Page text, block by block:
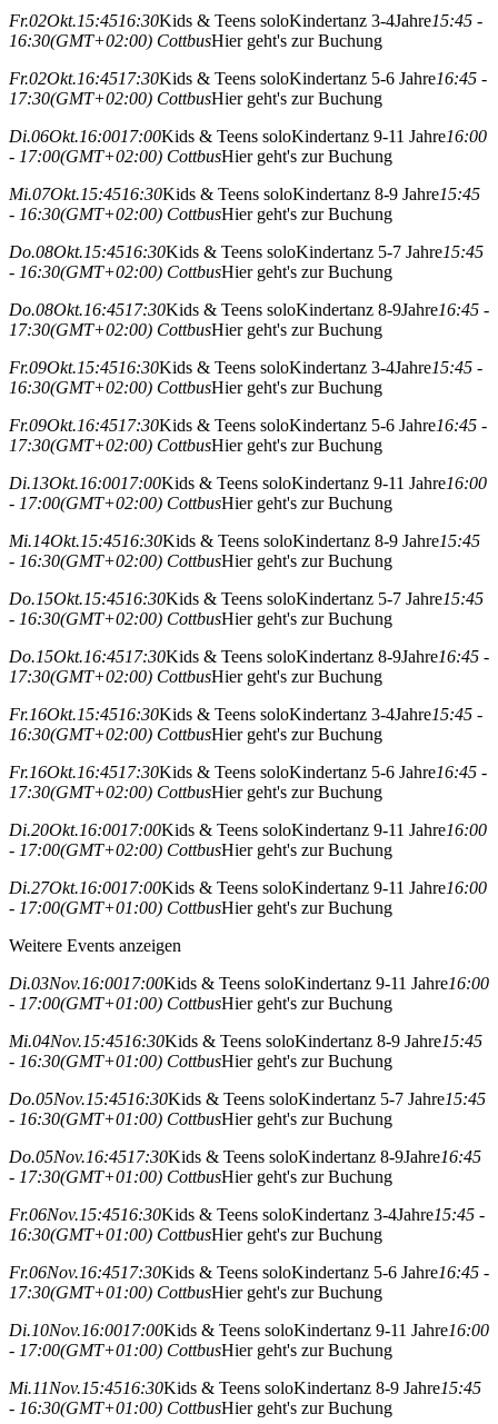
Fr.02Okt.15:4516:30Kids & Teens soloKindertanz 3-4Jahre15:45 -
16:30(GMT+02:00) CottbusHier geht's zur Buchung
Fr.02Okt.16:4517:30Kids & Teens soloKindertanz 5-6 Jahre16:45 -
17:30(GMT+02:00) CottbusHier geht's zur Buchung
Di.06Okt.16:0017:00Kids & Teens soloKindertanz 9-11 Jahre16:00
- 17:00(GMT+02:00) CottbusHier geht's zur Buchung
Mi.07Okt.15:4516:30Kids & Teens soloKindertanz 8-9 Jahre15:45
- 16:30(GMT+02:00) CottbusHier geht's zur Buchung
Do.08Okt.15:4516:30Kids & Teens soloKindertanz 5-7 Jahre15:45
- 16:30(GMT+02:00) CottbusHier geht's zur Buchung
Do.08Okt.16:4517:30Kids & Teens soloKindertanz 8-9Jahre16:45 -
17:30(GMT+02:00) CottbusHier geht's zur Buchung
Fr.09Okt.15:4516:30Kids & Teens soloKindertanz 3-4Jahre15:45 -
16:30(GMT+02:00) CottbusHier geht's zur Buchung
Fr.09Okt.16:4517:30Kids & Teens soloKindertanz 5-6 Jahre16:45 -
17:30(GMT+02:00) CottbusHier geht's zur Buchung
Di.13Okt.16:0017:00Kids & Teens soloKindertanz 9-11 Jahre16:00
- 17:00(GMT+02:00) CottbusHier geht's zur Buchung
Mi.14Okt.15:4516:30Kids & Teens soloKindertanz 8-9 Jahre15:45
- 16:30(GMT+02:00) CottbusHier geht's zur Buchung
Do.15Okt.15:4516:30Kids & Teens soloKindertanz 5-7 Jahre15:45
- 16:30(GMT+02:00) CottbusHier geht's zur Buchung
Do.15Okt.16:4517:30Kids & Teens soloKindertanz 8-9Jahre16:45 -
17:30(GMT+02:00) CottbusHier geht's zur Buchung
Fr.16Okt.15:4516:30Kids & Teens soloKindertanz 3-4Jahre15:45 -
16:30(GMT+02:00) CottbusHier geht's zur Buchung
Fr.16Okt.16:4517:30Kids & Teens soloKindertanz 5-6 Jahre16:45 -
17:30(GMT+02:00) CottbusHier geht's zur Buchung
Di.20Okt.16:0017:00Kids & Teens soloKindertanz 9-11 Jahre16:00
- 17:00(GMT+02:00) CottbusHier geht's zur Buchung
Di.27Okt.16:0017:00Kids & Teens soloKindertanz 9-11 Jahre16:00
- 17:00(GMT+01:00) CottbusHier geht's zur Buchung
Weitere Events anzeigen
Di.03Nov.16:0017:00Kids & Teens soloKindertanz 9-11 Jahre16:00
- 17:00(GMT+01:00) CottbusHier geht's zur Buchung
Mi.04Nov.15:4516:30Kids & Teens soloKindertanz 8-9 Jahre15:45
- 16:30(GMT+01:00) CottbusHier geht's zur Buchung
Do.05Nov.15:4516:30Kids & Teens soloKindertanz 5-7 Jahre15:45
- 16:30(GMT+01:00) CottbusHier geht's zur Buchung
Do.05Nov.16:4517:30Kids & Teens soloKindertanz 8-9Jahre16:45
- 17:30(GMT+01:00) CottbusHier geht's zur Buchung
Fr.06Nov.15:4516:30Kids & Teens soloKindertanz 3-4Jahre15:45 -
16:30(GMT+01:00) CottbusHier geht's zur Buchung
Fr.06Nov.16:4517:30Kids & Teens soloKindertanz 5-6 Jahre16:45 -
17:30(GMT+01:00) CottbusHier geht's zur Buchung
Di.10Nov.16:0017:00Kids & Teens soloKindertanz 9-11 Jahre16:00
- 17:00(GMT+01:00) CottbusHier geht's zur Buchung
Mi.11Nov.15:4516:30Kids & Teens soloKindertanz 8-9 Jahre15:45
- 16:30(GMT+01:00) CottbusHier geht's zur Buchung